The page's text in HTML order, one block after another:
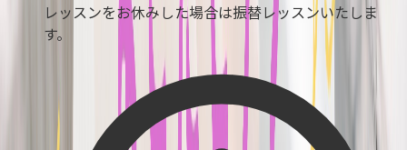
レッスンをお休みした場合は振替レッスンいたしま
す。